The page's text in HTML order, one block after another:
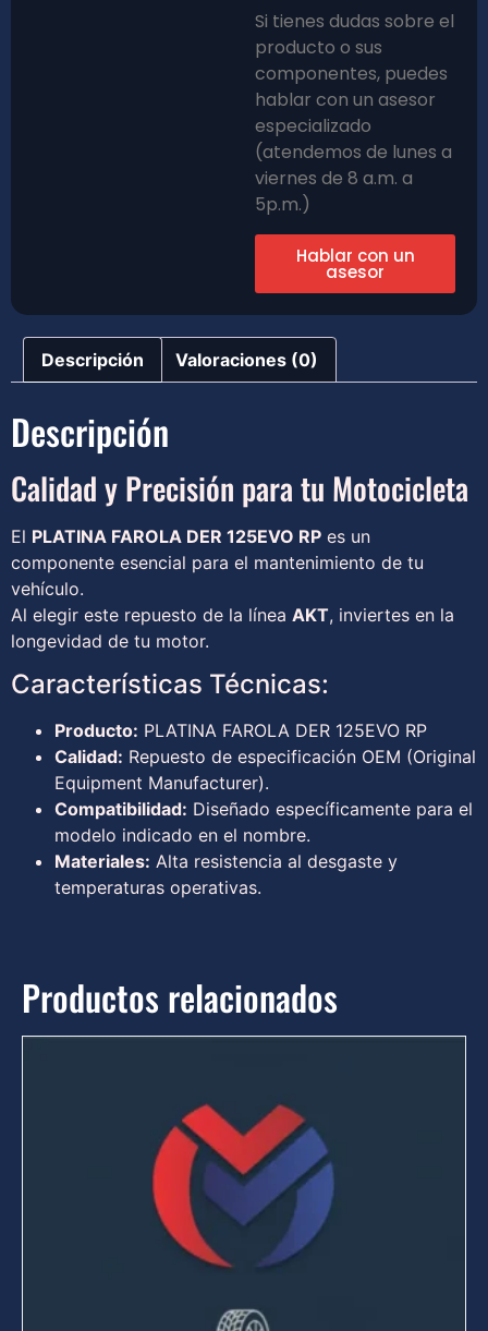
Si tienes dudas sobre el
producto o sus
componentes, puedes
hablar con un asesor
especializado
(atendemos de lunes a
viernes de 8 a.m. a
5p.m.)
Hablar con un
asesor
Descripción Valoraciones (0)
Descripción
Calidad y Precisión para tu Motocicleta
El PLATINA FAROLA DER 125EVO RP es un
componente esencial para el mantenimiento de tu
vehículo.
Al elegir este repuesto de la línea AKT, inviertes en la
longevidad de tu motor.
Características Técnicas:
Producto: PLATINA FAROLA DER 125EVO RP
Calidad: Repuesto de especificación OEM (Original
Equipment Manufacturer).
Compatibilidad: Diseñado específicamente para el
modelo indicado en el nombre.
Materiales: Alta resistencia al desgaste y
temperaturas operativas.
Productos relacionados